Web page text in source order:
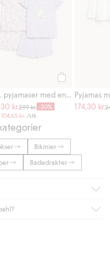
kr.299 kr. -30%
104,65 kr. /stk
Pyjamas
174,30 kr.
Bikinier
Badedrakter
alltid gratis frakt til butikk,
og er identifisert som